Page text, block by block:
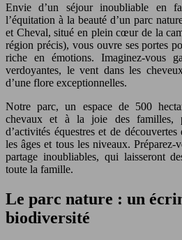
Envie d’un séjour inoubliable en
l’équitation à la beauté d’un parc
et Cheval, situé en plein cœur de la
région précis), vous ouvre ses portes
riche en émotions. Imaginez-vous
verdoyantes, le vent dans les
d’une flore exceptionnelles.
Notre parc, un espace de 500
chevaux et à la joie des familles,
d’activités équestres et de
les âges et tous les niveaux.
partage inoubliables, qui laisseront
toute la famille.
Le parc nature : un
biodiversité